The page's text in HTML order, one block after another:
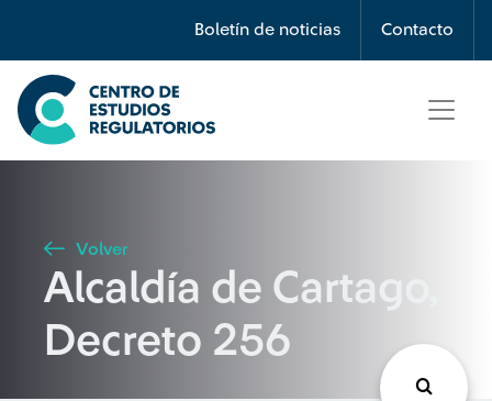
Boletín de noticias Contacto
Búsqueda
Seleccione país
Buscar
Volver
Alcaldía de Cartago,
Decreto 256